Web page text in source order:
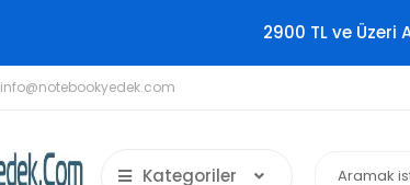
2900 TL ve Üzeri
info@notebookyedek.com
Kategoriler